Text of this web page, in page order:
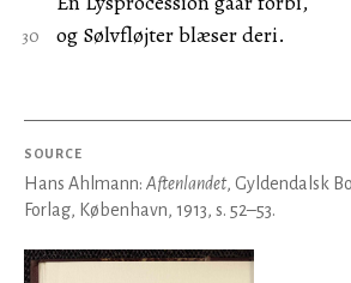
og Sølvfløjter blæser deri.
SOURCE
Hans Ahlmann: Aftenlandet, Gyldendalsk
Forlag, København, 1913, s. 52–53.